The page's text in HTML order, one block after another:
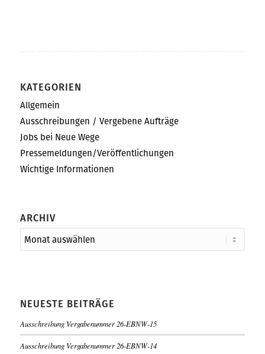
KATEGORIEN
Allgemein
Ausschreibungen / Vergebene Aufträge
Jobs bei Neue Wege
Pressemeldungen/Veröffentlichungen
Wichtige Informationen
ARCHIV
NEUESTE BEITRÄGE
Ausschreibung Vergabenummer 26-EBNW-15
Ausschreibung Vergabenummer 26-EBNW-14